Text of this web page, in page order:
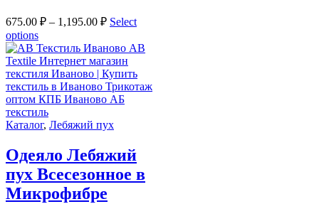
675.00 ₽ – 1,195.00 ₽ Select
options
Каталог, Лебяжий пух
Одеяло Лебяжий
пух Всесезонное в
Микрофибре